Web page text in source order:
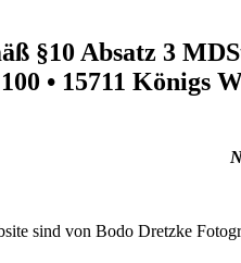
§10 Absatz 3
• 15711 Königs
sind von Bodo Dretzke